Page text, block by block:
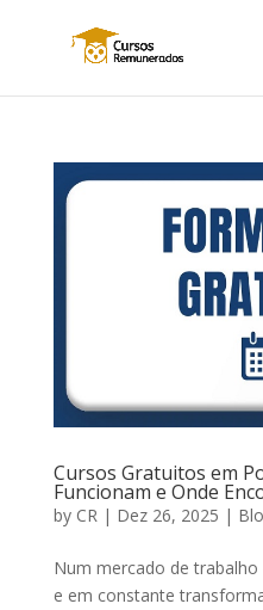
Cursos Gratuitos em
Funcionam e Onde
by CR| Dez 26, 2025 |
Num mercado de
e em constante